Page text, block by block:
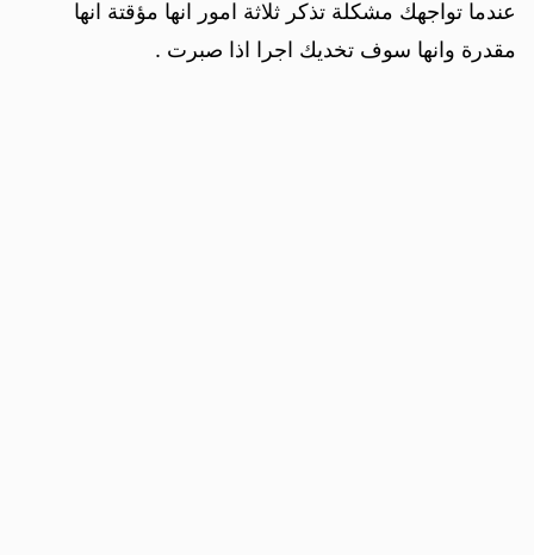
عندما تواجهك مشكلة تذكر ثلاثة امور انها مؤقتة انها
مقدرة وانها سوف تخديك اجرا اذا صبرت .